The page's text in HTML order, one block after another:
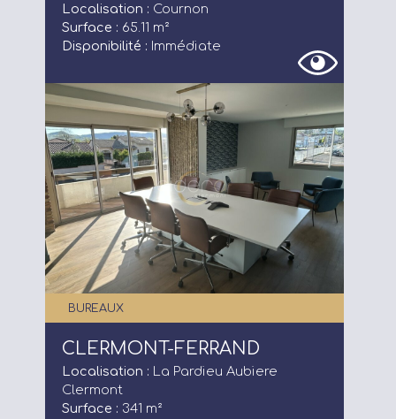
Localisation : Cournon
Surface : 65.11 m²
Disponibilité : Immédiate
BUREAUX
CLERMONT-FERRAND
Localisation :
La Pardieu Aubiere
Clermont
Surface : 341 m²